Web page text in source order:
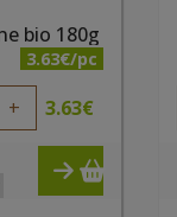
bio 180g
3.63€/pc
+ 3.63€